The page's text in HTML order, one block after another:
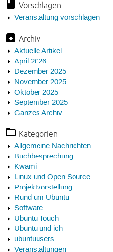
Vorschlagen
Veranstaltung vorschlagen
Archiv
Aktuelle Artikel
April 2026
Dezember 2025
November 2025
Oktober 2025
September 2025
Ganzes Archiv
Kategorien
Allgemeine Nachrichten
Buchbesprechung
Kwami
Linux und Open Source
Projektvorstellung
Rund um Ubuntu
Software
Ubuntu Touch
Ubuntu und ich
ubuntuusers
Veranstaltungen